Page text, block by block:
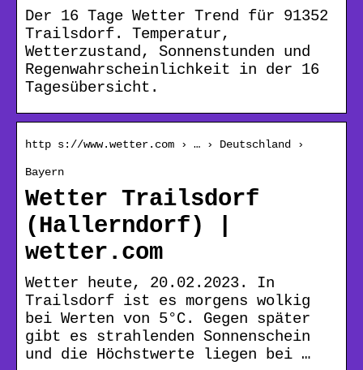
Der 16 Tage Wetter Trend für 91352
Trailsdorf. Temperatur,
Wetterzustand, Sonnenstunden und
Regenwahrscheinlichkeit in der 16
Tagesübersicht.
http s://www.wetter.com › … › Deutschland ›
Bayern
Wetter Trailsdorf
(Hallerndorf) |
wetter.com
Wetter heute, 20.02.2023. In
Trailsdorf ist es morgens wolkig
bei Werten von 5°C. Gegen später
gibt es strahlenden Sonnenschein
und die Höchstwerte liegen bei …